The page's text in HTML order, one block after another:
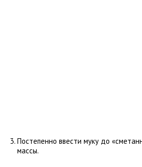
Постепенно ввести муку до
массы.